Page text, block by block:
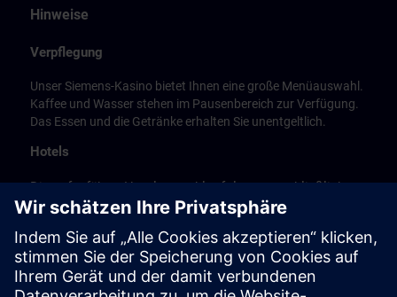
Hinweise
Verpflegung
Unser Siemens-Kasino bietet Ihnen eine große Menüauswahl.
Kaffee und Wasser stehen im Pausenbereich zur Verfügung.
Das Essen und die Getränke erhalten Sie unentgeltlich.
Hotels
Die aufgeführte Hotelauswahl erfolgte ausschließlich
anhand der Nähe der Hotels zum Kursort bzw. anhand
der günstigen Verkehrsanbindung zum
Veranstaltungsort.
Es handelt sich hierbei nicht um Siemens-
Vertragshotels, daher können wir für die Qualität der